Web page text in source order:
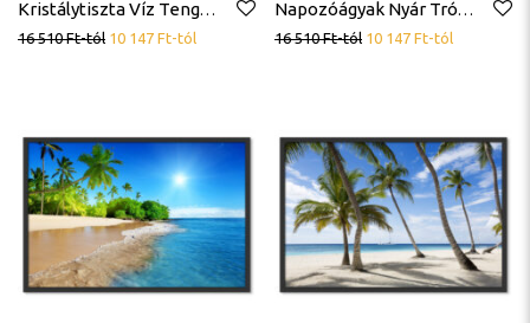
Kristálytiszta Víz Tengerpart Trópusok Poszter
16 510Ft-tól 10 147 Ft-tól
Napozóágyak Nyár Trópusok Tengerpart Poszter
16 510Ft-tól 10 147 Ft-tól